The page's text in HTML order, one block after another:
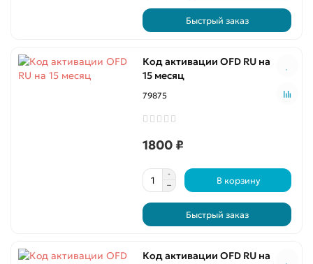
Быстрый заказ
Код активации OFD RU на
15 месяц
79875
1800 ₽
В корзину
Быстрый заказ
Код активации OFD RU на